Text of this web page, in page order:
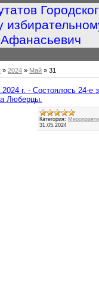
» 2024 » Май » 31
г. - Состоялось 24-е
Люберцы.
Категория:
31.05.2024